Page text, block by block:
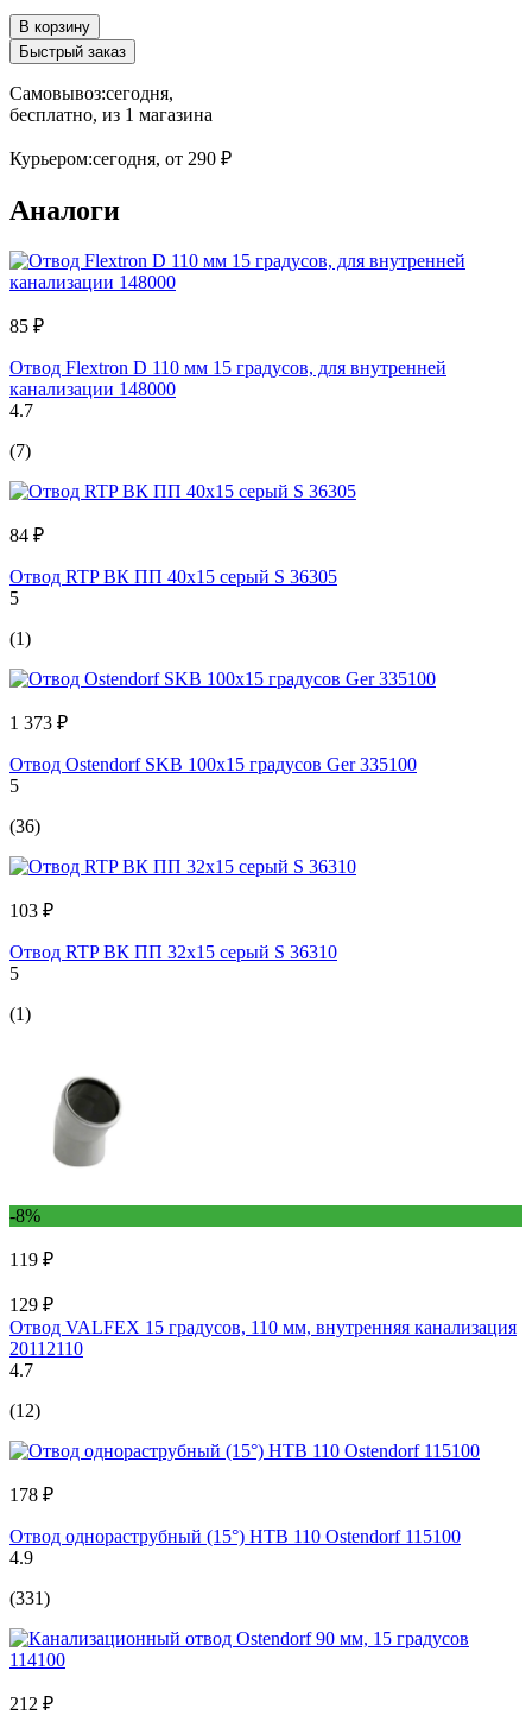
В корзину
Быстрый заказ
Самовывоз:сегодня,
бесплатно, из 1 магазина
Курьером:сегодня, от 290 ₽
Аналоги
85 ₽
Отвод Flextron D 110 мм 15 градусов, для внутренней
канализации 148000
4.7
(7)
84 ₽
Отвод RTP ВК ПП 40x15 серый S 36305
5
(1)
1 373 ₽
Отвод Ostendorf SKВ 100х15 градусов Ger 335100
5
(36)
103 ₽
Отвод RTP ВК ПП 32x15 серый S 36310
5
(1)
-8%
119 ₽
129 ₽
Отвод VALFEX 15 градусов, 110 мм, внутренняя канализация
20112110
4.7
(12)
178 ₽
Отвод однораструбный (15°) HTB 110 Ostendorf 115100
4.9
(331)
212 ₽